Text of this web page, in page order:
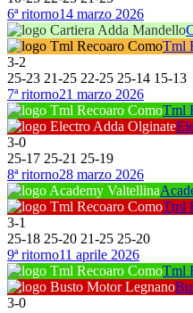
6ª ritorno14 marzo 2026
Tml
3-2
25-23 21-25 22-25 25-14 15-13
7ª ritorno21 marzo 2026
Tml
3-0
25-17 25-21 25-19
8ª ritorno28 marzo 2026
Tml
3-1
25-18 25-20 21-25 25-20
9ª ritorno11 aprile 2026
Tml
3-0